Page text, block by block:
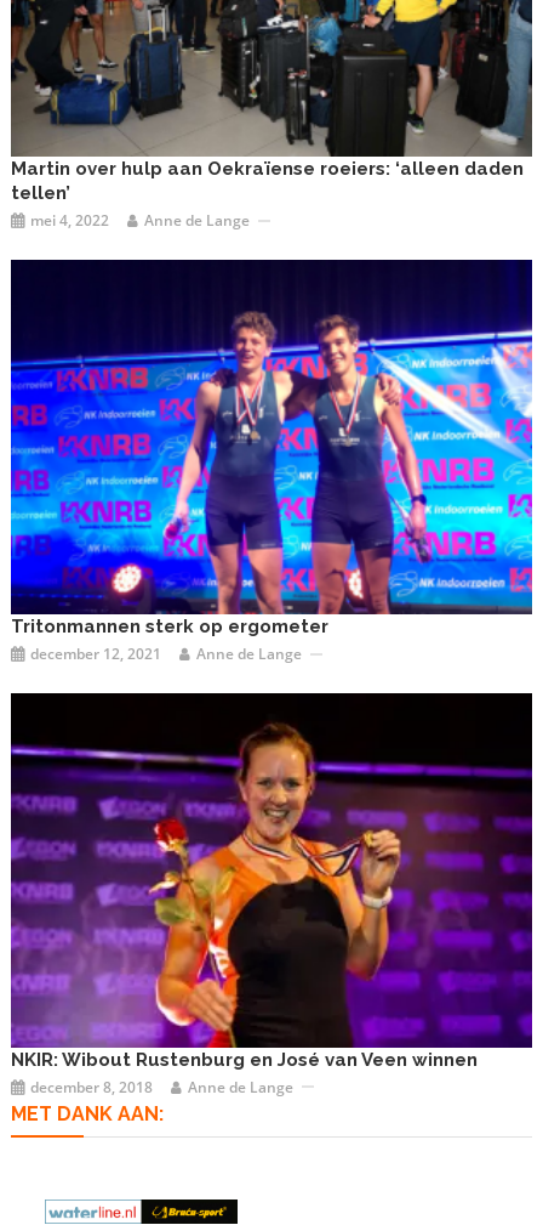
Martin over hulp aan Oekraïense roeiers: ‘alleen daden
tellen’
mei 4, 2022 Anne de Lange
Tritonmannen sterk op ergometer
december 12, 2021 Anne de Lange
NKIR: Wibout Rustenburg en José van Veen winnen
december 8, 2018 Anne de Lange
MET DANK AAN: